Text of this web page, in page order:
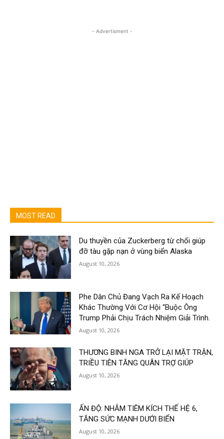
- Advertisment -
MOST READ
Du thuyền của Zuckerberg từ chối giúp
đỡ tàu gặp nạn ở vùng biển Alaska
August 10, 2026
Phe Dân Chủ Đang Vạch Ra Kế Hoạch
Khác Thường Với Cơ Hội “Buộc Ông
Trump Phải Chịu Trách Nhiệm Giải Trình.
August 10, 2026
THƯƠNG BINH NGA TRỞ LẠI MẶT TRẬN,
TRIỀU TIÊN TĂNG QUÂN TRỢ GIÚP
August 10, 2026
ẤN ĐỘ: NHẮM TIÊM KÍCH THẾ HỆ 6,
TĂNG SỨC MẠNH DƯỚI BIỂN
August 10, 2026